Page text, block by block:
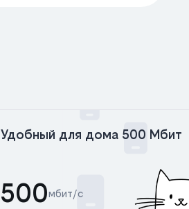
Удобный для дома 500 Мбит
500мбит/с